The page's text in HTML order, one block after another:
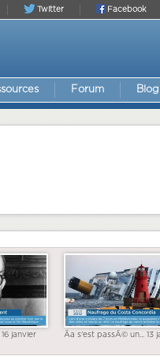
Facebook
Twitter
Forum Blog
janvier Ãa s'est passÃ© un... 13